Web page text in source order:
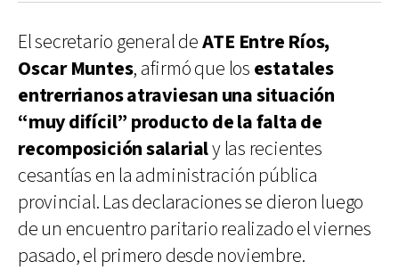
El secretario general deATE Entre Ríos,
Oscar Muntes, afirmó que los estatales
entrerrianos atraviesan una situación
“muy difícil” producto de la falta de
recomposición salarialy las recientes
cesantías en la administración pública
provincial. Las declaraciones se dieron luego
de un encuentro paritario realizado el viernes
pasado, el primero desde noviembre.